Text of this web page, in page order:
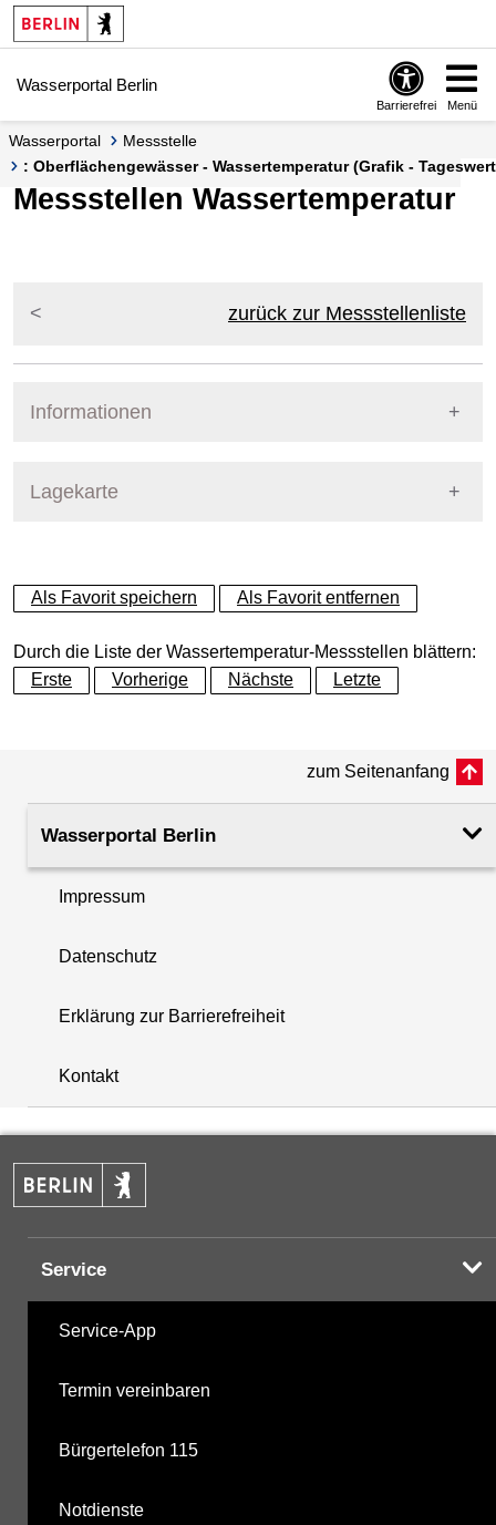
Springe zur Navigation
Springe zum Inhalt
Wasserportal Berlin
Barrierefrei Menü
Wasserportal
Messstelle
: Oberflächengewässer - Wassertemperatur (Grafik -
Messstellen Wassertemperatur
zurück zur Messstellenliste
Informationen
Lagekarte
+
−
+
−
Als Favorit speichern Als Favorit entfernen
Durch die Liste der Wassertemperatur-Messstellen blättern:
Erste
Vorherige Nächste Letzte
zum Seitenanfang
Wasserportal Berlin
Impressum
Datenschutz
Erklärung zur Barrierefreiheit
Kontakt
Service
Service-App
Termin vereinbaren
Bürgertelefon 115
Notdienste